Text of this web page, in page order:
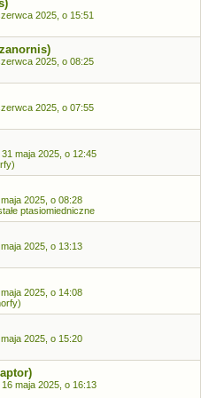
2025, o 15:51
2025, o 08:25
2025, o 07:55
31 maja 2025, o 12:45
2025, o 08:28
ptasiomiedniczne
2025, o 13:13
2025, o 14:08
maja 2025, o 15:20
16 maja 2025, o 16:13